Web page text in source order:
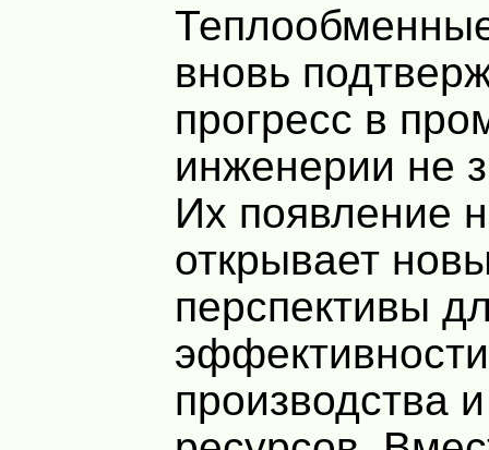
вновь
прогресс в
инженерии не
Их появление
открывает
перспективы
эффективности
производства